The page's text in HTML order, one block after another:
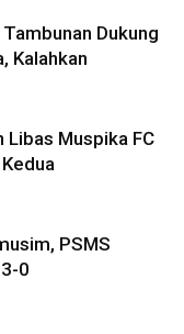
Dukung
Kalahkan
Libas Muspika FC
PSMS
0